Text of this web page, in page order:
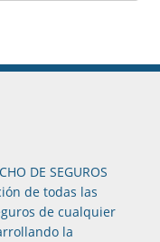
DE SEGUROS
de todas las
de cualquier
la